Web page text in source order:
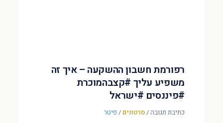
רפורמת חשבון ההשקעה – איך זה
משפיע עליך #קצבהמוכרת
#פיננסים #ישראל
כתיבת תגובה/סרטונים / פיטר